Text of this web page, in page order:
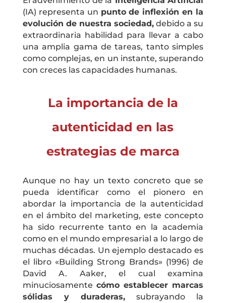
(IA) representa un punto de inflexión en la
evolución de nuestra sociedad, debido a su
extraordinaria habilidad para llevar a cabo
una amplia gama de tareas, tanto simples
como complejas, en un instante, superando
con creces las capacidades humanas.
La importancia de la
autenticidad en las
estrategias de marca
Aunque no hay un texto concreto que se
pueda identificar como el pionero en
abordar la importancia de la autenticidad
en el ámbito del marketing, este concepto
ha sido recurrente tanto en la academia
como en el mundo empresarial a lo largo de
muchas décadas. Un ejemplo destacado es
el libro «Building Strong Brands» (1996) de
David A. Aaker, el cual examina
minuciosamente cómo establecer marcas
sólidas y duraderas, subrayando la